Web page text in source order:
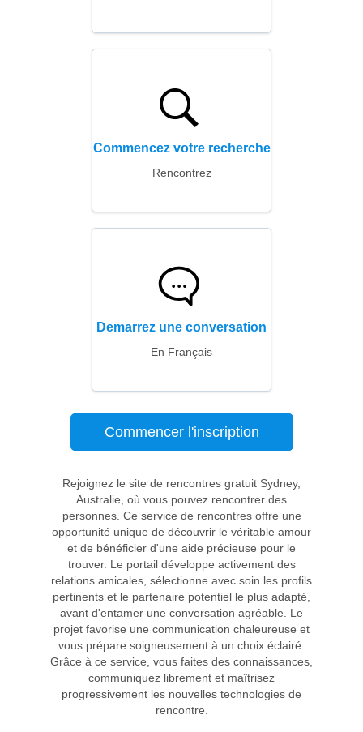
Commencez votre recherche
Rencontrez
Demarrez une conversation
En Français
Commencer l'inscription
Rejoignez le site de rencontres gratuit Sydney,
Australie, où vous pouvez rencontrer des
personnes. Ce service de rencontres offre une
opportunité unique de découvrir le véritable amour
et de bénéficier d'une aide précieuse pour le
trouver. Le portail développe activement des
relations amicales, sélectionne avec soin les profils
pertinents et le partenaire potentiel le plus adapté,
avant d'entamer une conversation agréable. Le
projet favorise une communication chaleureuse et
vous prépare soigneusement à un choix éclairé.
Grâce à ce service, vous faites des connaissances,
communiquez librement et maîtrisez
progressivement les nouvelles technologies de
rencontre.